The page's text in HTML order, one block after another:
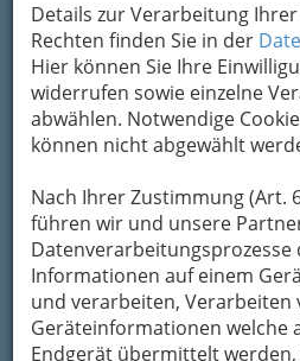
Details zur Verarbeitung
Rechten finden Sie in der
Hier können Sie Ihre
widerrufen sowie einzelne
abwählen. Notwendige
können nicht abgewählt
Nach Ihrer Zustimmung (Art.
führen wir und unsere
Datenverarbeitungsprozesse
Informationen auf einem
und verarbeiten, Verarbeiten
Geräteinformationen welche
Endgerät übermittelt werden,
Kontaktaufnahme
Um die Info-Graz Firmen
bewahren , verwenden wir
Übermittlung Ihrer
Absenden umgehend
Unternehmen EUROSPAR
weitergeleitet.
Mein Name